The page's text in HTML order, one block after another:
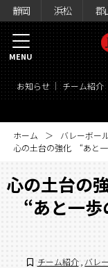
静岡 浜松 郡
お知らせ チーム紹介
MENU
ホーム
バレーボー
心の土台の強化 “あと
心の土台の
“あと一歩
チーム紹介 バレ